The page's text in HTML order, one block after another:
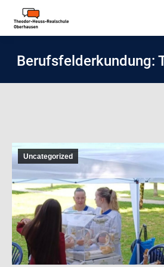
Berufsfelderkundung:
Uncategorized